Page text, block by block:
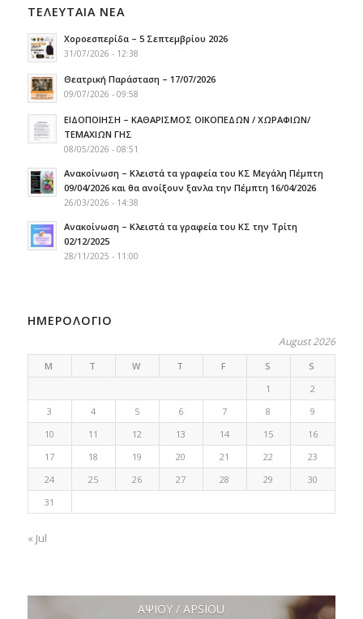
ΤΕΛΕΥΤΑΙΑ ΝΕΑ
Χοροεσπερίδα – 5 Σεπτεμβρίου 2026
31/07/2026 - 12:38
Θεατρική Παράσταση – 17/07/2026
09/07/2026 - 09:58
ΕΙΔΟΠΟΙΗΣΗ – ΚΑΘΑΡΙΣΜΟΣ ΟΙΚΟΠΕΔΩΝ / ΧΩΡΑΦΙΩΝ/
ΤΕΜΑΧΙΩΝ ΓΗΣ
08/05/2026 - 08:51
Ανακοίνωση – Κλειστά τα γραφεία του ΚΣ Μεγάλη Πέμπτη
09/04/2026 και θα ανοίξουν ξανλα την Πέμπτη 16/04/2026
26/03/2026 - 14:38
Ανακοίνωση – Κλειστά τα γραφεία του ΚΣ την Τρίτη
02/12/2025
28/11/2025 - 11:00
ΗΜΕΡΟΛΟΓΙΟ
August 2026
M T W T F S
S
1
2
3
4 5 6 7 8
9
10
11 12 13 14 15
16
17
18 19 20 21 22
23
24
25 26 27 28 29
30
31
« Jul
ΑΨΙΟΥ / APSIOU